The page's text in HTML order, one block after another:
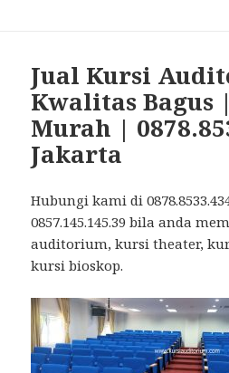
Jual Kursi
Kwalitas Bagus
Murah |
Jakarta
Hubungi kami di
0857.145.145.39 bila anda
auditorium, kursi theater,
kursi bioskop.